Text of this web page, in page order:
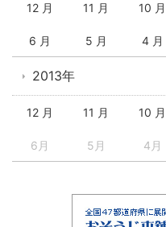
12 月 11 月 10 月
6 月 5 月 4 月
2013年
12 月 11 月 10 月
6月 5月 4月